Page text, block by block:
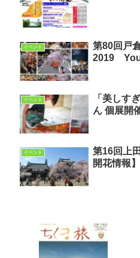
イベント
第80回戸
2019
イベント
「美しす
ん 個展開
イベント
第16回上
開花情報】